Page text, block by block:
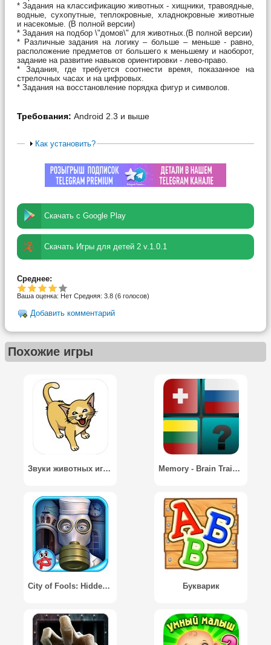
* Задания на классификацию животных - хищники, травоядные,
водные, сухопутные, теплокровные, хладнокровные животные
и насекомые. (В полной версии)
* Задания на подбор \"домов\" для животных.(В полной версии)
* Различные задания на логику – больше – меньше - равно,
расположение предметов от большего к меньшему и наоборот,
задание на развитие навыков ориентировки - лево-право.
* Задания, где требуется соотнести время, показанное на
стрелочных часах и на цифровых.
* Задания на восстановление порядка фигур и символов.
Требования: Android 2.3 и выше
Как установить?
Скачать с Google Play
Скачать Игры для детей 2 v.1.0.1
Среднее:
Ваша оценка: Нет Средняя: 3.8 (6 голосов)
Добавить комментарий
Похожие игры
Звуки животных игра для детей Memory - Brain Trainer / Память. Тренер мозга
City of Fools: Hidden Object / Город Дураков: Поиск Предметов Букварик